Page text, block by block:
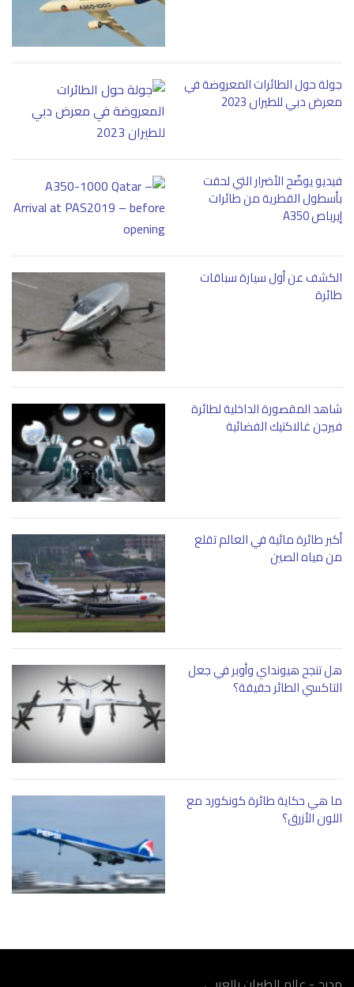
جولة حول الطائرات المعروضة في
معرض دبي للطيران 2023
فيديو يوضّح الأضرار التي لحقت
بأسطول القطرية من طائرات
إيرباص A350
الكشف عن أول سيارة سباقات
طائرة
شاهد المقصورة الداخلية لطائرة
فيرجن غالاكتيك الفضائية
أكبر طائرة مائية في العالم تقلع
من مياه الصين
هل تنجح هيونداي وأوبر في جعل
التاكسي الطائر حقيقة؟
ما هي حكاية طائرة كونكورد مع
اللون الأزرق؟